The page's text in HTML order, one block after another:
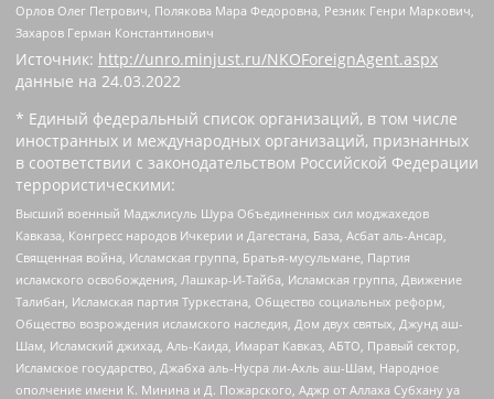
Орлов Олег Петрович, Полякова Мара Федоровна, Резник Генри Маркович,
Захаров Герман Константинович
Источник: http://unro.minjust.ru/NKOForeignAgent.aspx
данные на 24.03.2022
* Единый федеральный список организаций, в том числе
иностранных и международных организаций, признанных
в соответствии с законодательством Российской Федерации
террористическими:
Высший военный Маджлисуль Шура Объединенных сил моджахедов
Кавказа, Конгресс народов Ичкерии и Дагестана, База, Асбат аль-Ансар,
Священная война, Исламская группа, Братья-мусульмане, Партия
исламского освобождения, Лашкар-И-Тайба, Исламская группа, Движение
Талибан, Исламская партия Туркестана, Общество социальных реформ,
Общество возрождения исламского наследия, Дом двух святых, Джунд аш-
Шам, Исламский джихад, Аль-Каида, Имарат Кавказ, АБТО, Правый сектор,
Исламское государство, Джабха аль-Нусра ли-Ахль аш-Шам, Народное
ополчение имени К. Минина и Д. Пожарского, Аджр от Аллаха Субхану уа